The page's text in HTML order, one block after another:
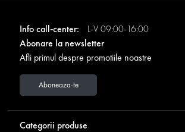
Info call-center:
L-V 09:00-16:00
Abonare la newsletter
Afli primul despre promotiile noastre
Aboneaza-te
Categorii produse